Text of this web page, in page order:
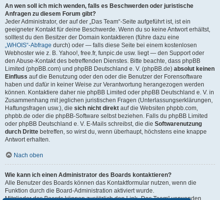
An wen soll ich mich wenden, falls es Beschwerden oder juristische
Anfragen zu diesem Forum gibt?
Jeder Administrator, der auf der „Das Team“-Seite aufgeführt ist, ist ein
geeigneter Kontakt für deine Beschwerde. Wenn du so keine Antwort erhältst,
solltest du den Besitzer der Domain kontaktieren (führe dazu eine
„WHOIS“-Abfrage durch) oder — falls diese Seite bei einem kostenlosen
Webhoster wie z. B. Yahoo!, free.fr, funpic.de usw. liegt — den Support oder
den Abuse-Kontakt des betreffenden Dienstes. Bitte beachte, dass phpBB
Limited (phpBB.com) und phpBB Deutschland e. V. (phpBB.de) absolut keinen
Einfluss auf die Benutzung oder den oder die Benutzer der Forensoftware
haben und dafür in keiner Weise zur Verantwortung herangezogen werden
können. Kontaktiere daher nie phpBB Limited oder phpBB Deutschland e. V. in
Zusammenhang mit jeglichen juristischen Fragen (Unterlassungserklärungen,
Haftungsfragen usw.), die sich nicht direkt auf die Websiten phpbb.com,
phpbb.de oder die phpBB-Software selbst beziehen. Falls du phpBB Limited
oder phpBB Deutschland e. V. E-Mails schreibst, die die Softwarenutzung
durch Dritte betreffen, so wirst du, wenn überhaupt, höchstens eine knappe
Antwort erhalten.
Nach oben
Wie kann ich einen Administrator des Boards kontaktieren?
Alle Benutzer des Boards können das Kontaktformular nutzen, wenn die
Funktion durch die Board-Administration aktiviert wurde.
Mitglieder des Boards können zusätzlich den Link „Das Team“ verwenden.